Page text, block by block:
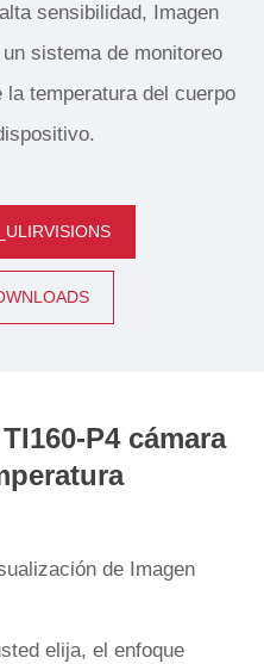
sensibilidad, Imagen
sistema de monitoreo
temperatura del cuerpo
P4 cámara
de Imagen
elija, el enfoque